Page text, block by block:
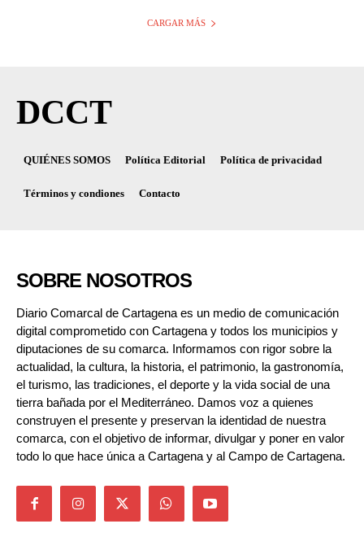
CARGAR MÁS
DCCT
QUIÉNES SOMOS Política Editorial Política de privacidad
Términos y condiones Contacto
SOBRE NOSOTROS
Diario Comarcal de Cartagena es un medio de comunicación
digital comprometido con Cartagena y todos los municipios y
diputaciones de su comarca. Informamos con rigor sobre la
actualidad, la cultura, la historia, el patrimonio, la gastronomía,
el turismo, las tradiciones, el deporte y la vida social de una
tierra bañada por el Mediterráneo. Damos voz a quienes
construyen el presente y preservan la identidad de nuestra
comarca, con el objetivo de informar, divulgar y poner en valor
todo lo que hace única a Cartagena y al Campo de Cartagena.